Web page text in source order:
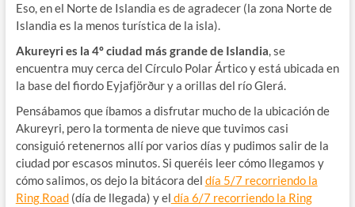
Eso, en el Norte de Islandia es de agradecer (la zona Norte de
Islandia es la menos turística de la isla).
Akureyri es la 4º ciudad más grande de Islandia, se
encuentra muy cerca del Círculo Polar Ártico y está ubicada en
la base del fiordo Eyjafjörður y a orillas del río Glerá.
Pensábamos que íbamos a disfrutar mucho de la ubicación de
Akureyri, pero la tormenta de nieve que tuvimos casi
consiguió retenernos allí por varios días y pudimos salir de la
ciudad por escasos minutos. Si queréis leer cómo llegamos y
cómo salimos, os dejo la bitácora del día 5/7 recorriendo la
Ring Road(día de llegada) y el día 6/7 recorriendo la Ring